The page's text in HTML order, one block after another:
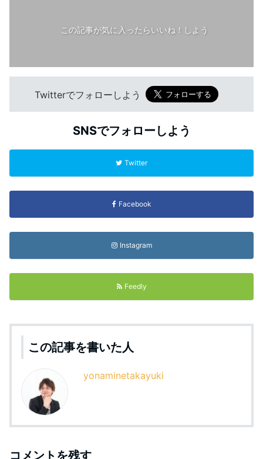
この記事が気に入ったらいいね！しよう
Twitterでフォローしよう
SNSでフォローしよう
Twitter
Facebook
Instagram
Feedly
この記事を書いた人
yonaminetakayuki
コメントを残す